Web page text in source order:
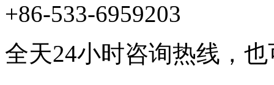
+86-533-6959203
全天24小时咨询热线，